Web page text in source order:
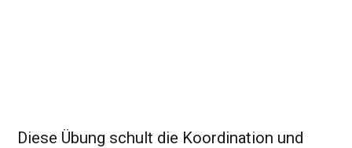
Diese Übung schult die Koordination und